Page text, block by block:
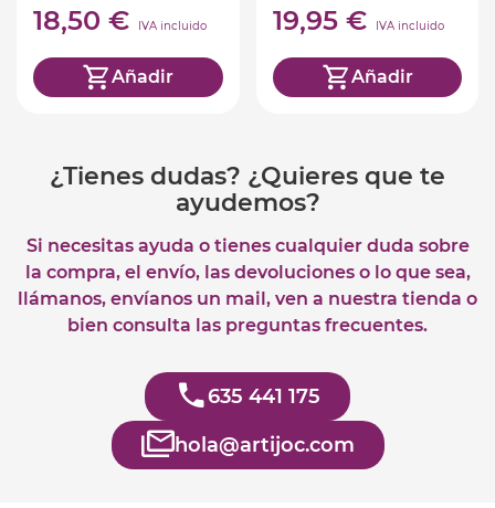
18,50 € IVA incluido
Añadir
19,95 € IVA incluido
Añadir
¿Tienes dudas? ¿Quieres que te
ayudemos?
Si necesitas ayuda o tienes cualquier duda sobre
la compra, el envío, las devoluciones o lo que sea,
llámanos, envíanos un mail, ven a nuestra tienda o
bien consulta las preguntas frecuentes.
635 441 175
hola@artijoc.com